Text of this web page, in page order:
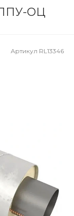
ППУ-ОЦ
Артикул RL13346